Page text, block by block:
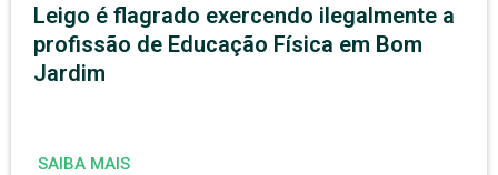
Leigo é flagrado exercendo ilegalmente a
profissão de Educação Física em Bom
Jardim
SAIBA MAIS